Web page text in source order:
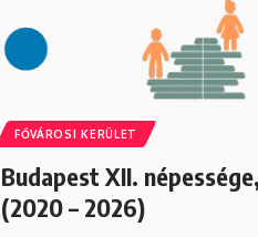
FŐVÁROSI KERÜLET
Budapest XII.
(2020 – 2026)